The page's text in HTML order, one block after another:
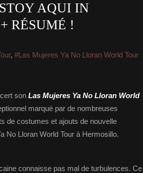
AQUI IN
RÉSUMÉ !
, #Las Mujeres Ya No Lloran World Tour
son Las Mujeres Ya No Lloran World
marqué par de nombreuses
de costumes et ajouts de nouvelle
No Lloran World Tour à Hermosillo.
connaisse pas mal de turbulences. Ce